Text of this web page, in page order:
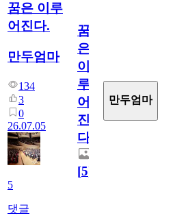
꿈은 이루
어진다.
만두엄마
134
3
0
26.07.05
5
댓글
꿈
은
이
루
어
진
다.
[5]
만두엄마